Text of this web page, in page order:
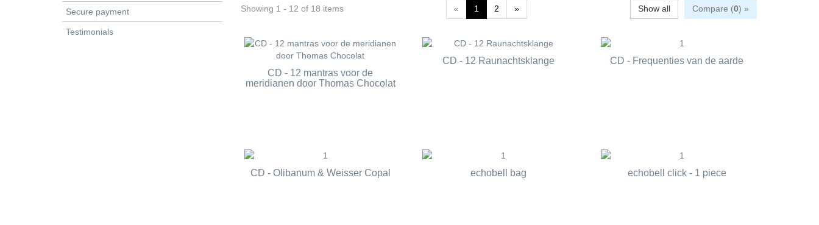
Secure payment
Testimonials
Compare (0) »
« 1 2 » Show all
Showing 1 - 12 of 18 items
CD - 12 mantras voor de
meridianen door Thomas Chocolat
CD - 12 Raunachtsklange CD - Frequenties van de aarde
CD - Olibanum & Weisser Copal echobell bag echobell click - 1 piece